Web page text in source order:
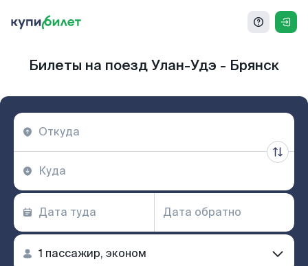
Билеты на поезд Улан-Удэ - Брянск